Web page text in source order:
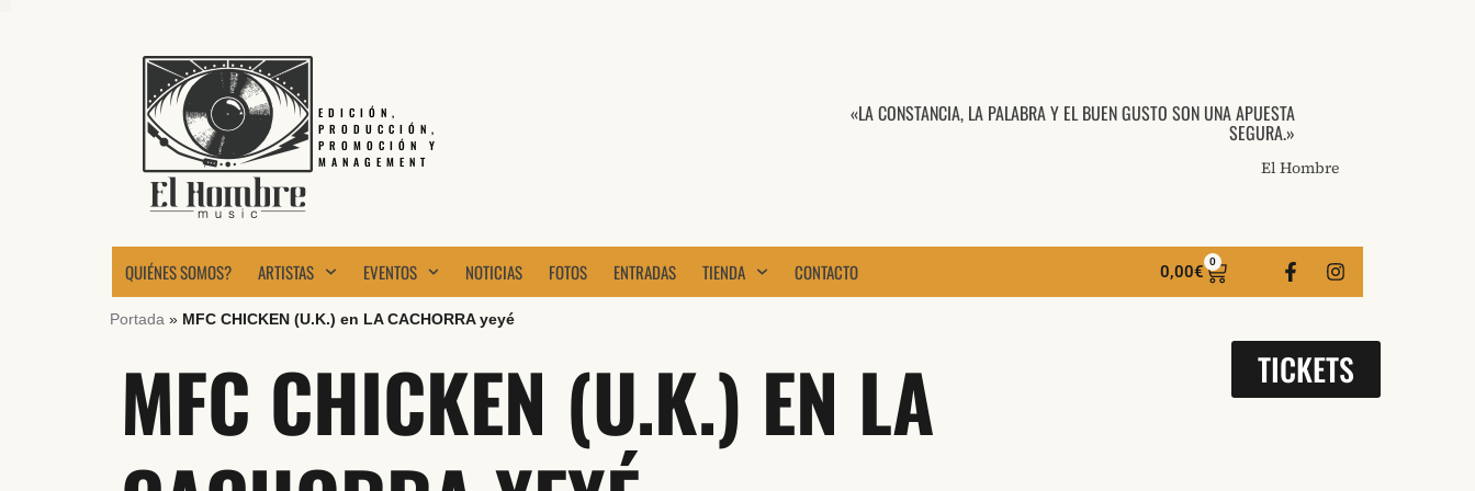
EDICIÓN,
PRODUCCIÓN,
PROMOCIÓN Y
MANAGEMENT
«LA CONSTANCIA, LA PALABRA Y EL BUEN GUSTO SON UNA APUESTA
SEGURA.»
El Hombre
QUIÉNES SOMOS? ARTISTAS EVENTOS NOTICIAS FOTOS ENTRADAS TIENDA CONTACTO 0,00€
0
Portada » MFC CHICKEN (U.K.) en LA CACHORRA yeyé
MFC CHICKEN (U.K.) EN LA
TICKETS